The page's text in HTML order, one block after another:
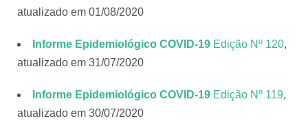
atualizado em 01/08/2020
Informe Epidemiológico COVID-19 Edição Nº 120,
atualizado em 31/07/2020
Informe Epidemiológico COVID-19 Edição Nº 119,
atualizado em 30/07/2020